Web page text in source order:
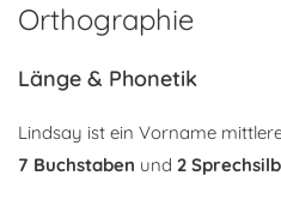
Orthographie
Länge & Phonetik
Lindsay ist ein Vorname
7 Buchstaben und 2